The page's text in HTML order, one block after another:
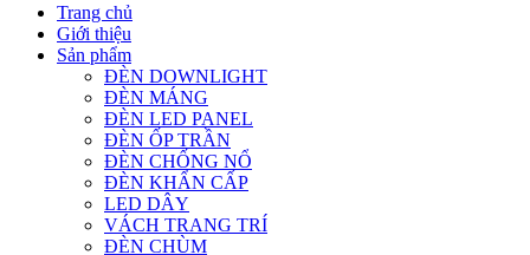
Trang chủ
Giới thiệu
Sản phẩm
ĐÈN DOWNLIGHT
ĐÈN MÁNG
ĐÈN LED PANEL
ĐÈN ỐP TRẦN
ĐÈN CHỐNG NỔ
ĐÈN KHẨN CẤP
LED DÂY
VÁCH TRANG TRÍ
ĐÈN CHÙM